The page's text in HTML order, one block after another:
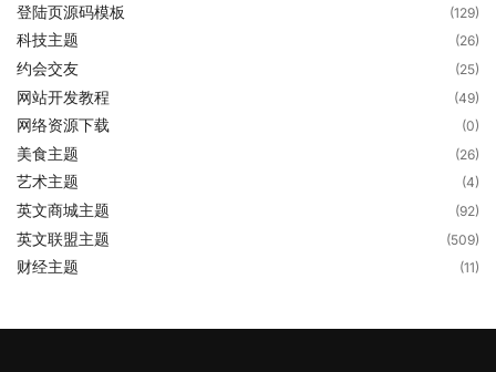
登陆页源码模板 (129)
科技主题 (26)
约会交友 (25)
网站开发教程 (49)
网络资源下载 (0)
美食主题 (26)
艺术主题 (4)
英文商城主题 (92)
英文联盟主题 (509)
财经主题 (11)